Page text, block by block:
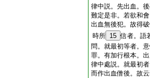
律中説。先出血。
難定是非。若欲和
出血無後犯。故得
時所 15 信者。語
問。就最初等者。
罪。有加行根本。
律中處説。就最初
而作出血僧後。故